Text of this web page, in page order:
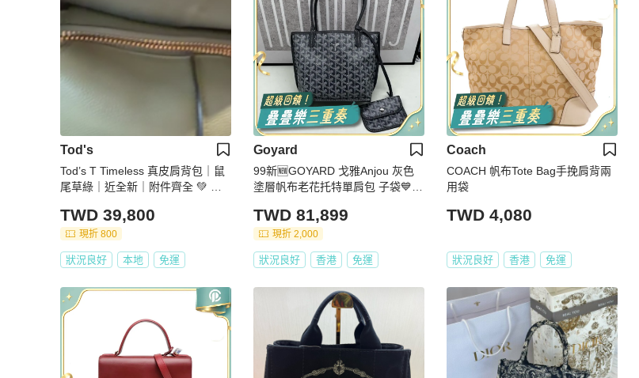
Tod's
Tod’s T Timeless 真皮肩背包｜鼠
尾草綠｜近全新｜附件齊全 💚 出
TWD 39,800
現折 800
狀況良好 本地 免運
Goyard
99新🆕GOYARD 戈雅Anjou 灰色
塗層帆布老花托特單肩包 子袋💙正
TWD 81,899
現折 2,000
狀況良好 香港 免運
Coach
COACH 帆布Tote Bag手挽肩背兩
用袋
TWD 4,080
狀況良好 香港 免運